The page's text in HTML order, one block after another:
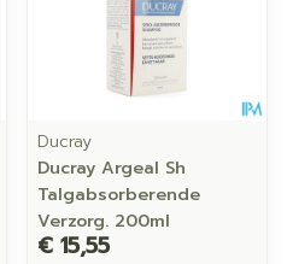
Ducray
Ducray Argeal Sh
Talgabsorberende
Verzorg. 200ml
€ 15,55